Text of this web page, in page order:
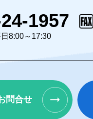
1957
8:00～17:30
問合せ